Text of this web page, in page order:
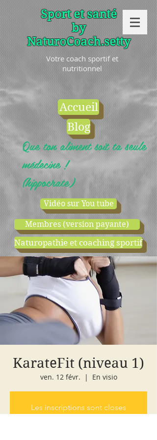
Sport et santé
by
NaturoCoach.setty
Votre coach sportif et
nutritionnel
Accueil
Blog
Que ton aliment soit ta seule
médecine !
(hippocrate)
Vidéo sur You tube
Membres (version payante)
Naturopathie et coaching sportif
cours d'essai boutique
KarateFit (niveau 1)
ven. 12 févr.
  |
En visio
Les inscriptions sont closes